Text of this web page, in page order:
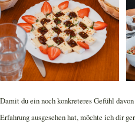
Damit du ein noch konkreteres Gefühl
Erfahrung ausgesehen hat, möchte ich dir